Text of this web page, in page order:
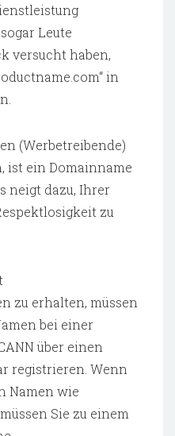
Leute
versucht haben,
in
(Werbetreibende)
ist ein Domainname
neigt dazu, Ihrer
zu
zu erhalten, müssen
bei einer
über einen
registrieren. Wenn
Namen wie
Sie zu einem